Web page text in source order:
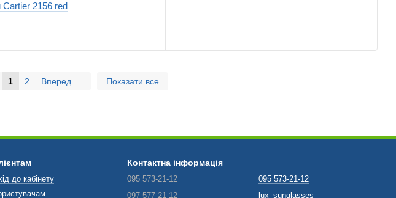
2156 red
1 2 Вперед Показати все
до кабінету
Контактна інформація
095 573-21-12
097 577-21-12
095 573-21-12
lux_sunglasses